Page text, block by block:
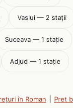
Vaslui — 2 stații
Suceava — 1 stație
Adjud — 1 stație
în Roman Pret